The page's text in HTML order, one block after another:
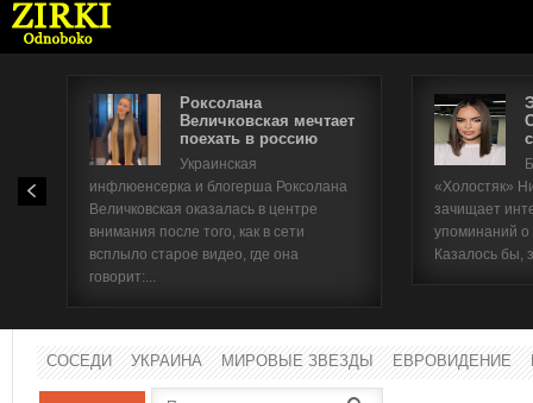
Роксолана
Величковская мечтает
поехать в россию
Украинская
инфлюенсерка и блогерша Роксолана
Величковская оказалась в центре
внимания после того, как в сети
всплыло старое видео, где она
говорит:...
«Холостяк»
зачищает
упоминаний
Казалось бы,
СОСЕДИ УКРАИНА МИРОВЫЕ ЗВЕЗДЫ ЕВРОВИДЕНИЕ
Имя